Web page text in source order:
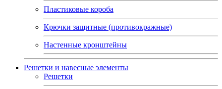
Пластиковые короба
Крючки защитные (противокражные)
Настенные кронштейны
Решетки и навесные элементы
Решетки